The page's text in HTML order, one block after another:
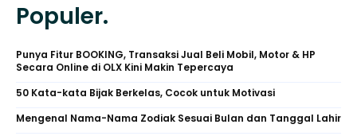
Populer.
Punya Fitur BOOKING, Transaksi Jual Beli Mobil, Motor & HP
Secara Online di OLX Kini Makin Tepercaya
50 Kata-kata Bijak Berkelas, Cocok untuk Motivasi
Mengenal Nama-Nama Zodiak Sesuai Bulan dan Tanggal Lahir